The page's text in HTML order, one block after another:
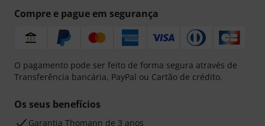
Compre e pague em segurança
O pagamento pode ser feito de forma segura através de
Transferência bancária, PayPal ou Cartão de crédito.
Os seus benefícios
Garantia Thomann de 3 anos